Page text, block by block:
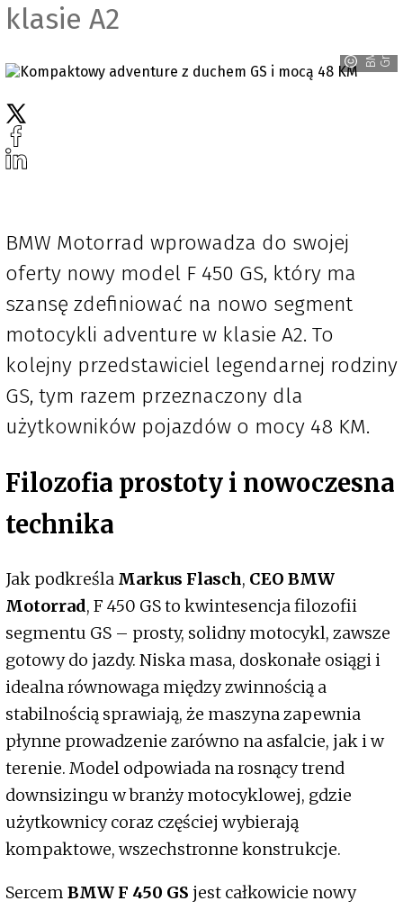
klasie A2
B
M
W
G
r
o
up
BMW Motorrad wprowadza do swojej
oferty nowy model F 450 GS, który ma
szansę zdefiniować na nowo segment
motocykli adventure w klasie A2. To
kolejny przedstawiciel legendarnej rodziny
GS, tym razem przeznaczony dla
użytkowników pojazdów o mocy 48 KM.
Filozofia prostoty i nowoczesna
technika
Jak podkreśla Markus Flasch, CEO BMW
Motorrad, F 450 GS to kwintesencja filozofii
segmentu GS – prosty, solidny motocykl, zawsze
gotowy do jazdy. Niska masa, doskonałe osiągi i
idealna równowaga między zwinnością a
stabilnością sprawiają, że maszyna zapewnia
płynne prowadzenie zarówno na asfalcie, jak i w
terenie. Model odpowiada na rosnący trend
downsizingu w branży motocyklowej, gdzie
użytkownicy coraz częściej wybierają
kompaktowe, wszechstronne konstrukcje.
Sercem BMW F 450 GS jest całkowicie nowy